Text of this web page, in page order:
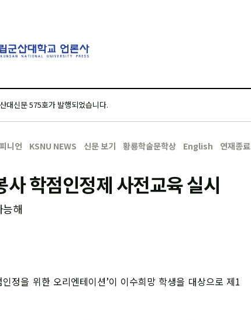
대신문 575호가 발행되었습니다.
니언 KSNU NEWS 신문 보기 황룡학술문학상 English 연재종료
학점인정제 사전교육 실시
해
정을 위한 오리엔테이션’이 이수희망 학생을 대상으로 제1